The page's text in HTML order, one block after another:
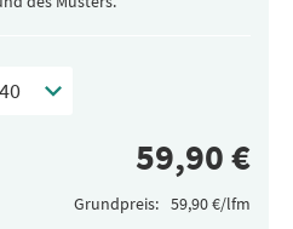
Grundpreis: